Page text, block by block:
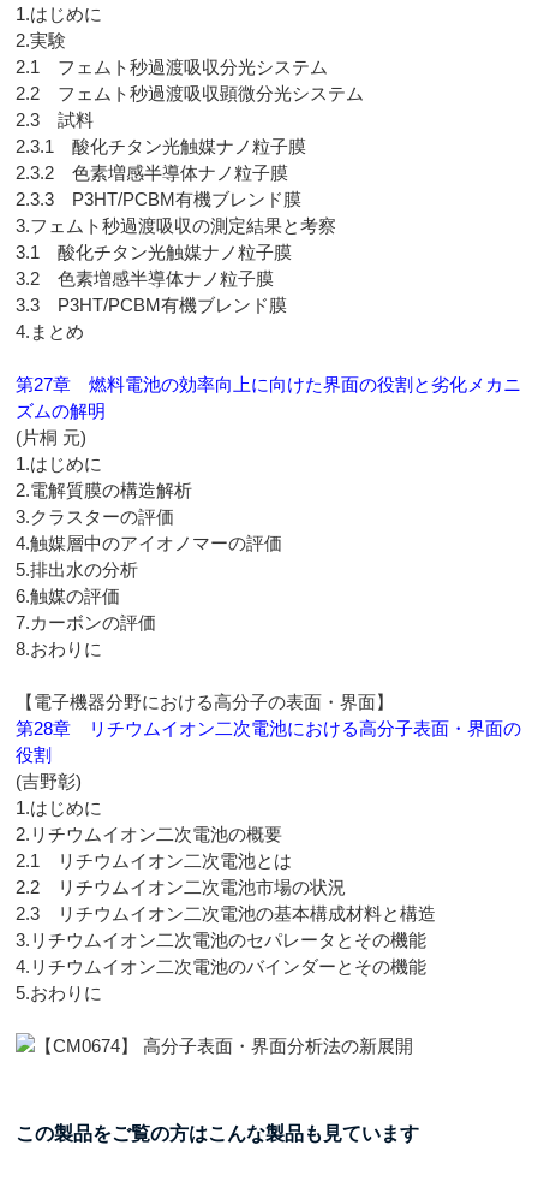
1.はじめに
2.実験
2.1 フェムト秒過渡吸収分光システム
2.2 フェムト秒過渡吸収顕微分光システム
2.3 試料
2.3.1 酸化チタン光触媒ナノ粒子膜
2.3.2 色素増感半導体ナノ粒子膜
2.3.3 P3HT/PCBM有機ブレンド膜
3.フェムト秒過渡吸収の測定結果と考察
3.1 酸化チタン光触媒ナノ粒子膜
3.2 色素増感半導体ナノ粒子膜
3.3 P3HT/PCBM有機ブレンド膜
4.まとめ
第27章 燃料電池の効率向上に向けた界面の役割と劣化メカニ
ズムの解明
(片桐 元)
1.はじめに
2.電解質膜の構造解析
3.クラスターの評価
4.触媒層中のアイオノマーの評価
5.排出水の分析
6.触媒の評価
7.カーボンの評価
8.おわりに
【電子機器分野における高分子の表面・界面】
第28章 リチウムイオン二次電池における高分子表面・界面の
役割
(吉野彰)
1.はじめに
2.リチウムイオン二次電池の概要
2.1 リチウムイオン二次電池とは
2.2 リチウムイオン二次電池市場の状況
2.3 リチウムイオン二次電池の基本構成材料と構造
3.リチウムイオン二次電池のセパレータとその機能
4.リチウムイオン二次電池のバインダーとその機能
5.おわりに
この製品をご覧の方はこんな製品も見ています